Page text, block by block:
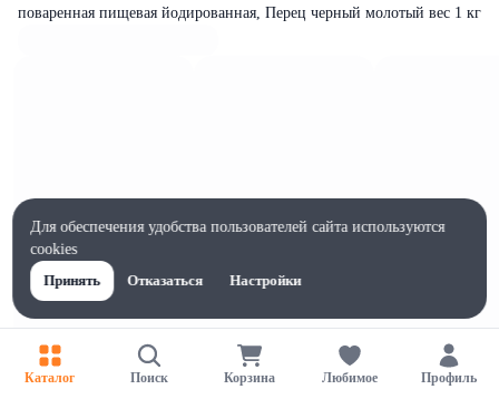
поваренная пищевая йодированная, Перец черный молотый вес 1 кг
Каталог Поиск Корзина Любимое Профиль
Для обеспечения удобства пользователей сайта используются
cookies
Принять
Отказаться Настройки